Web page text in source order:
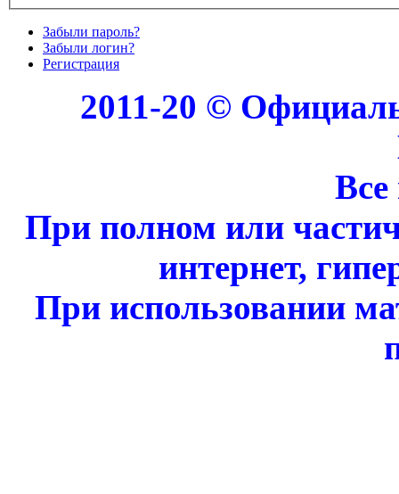
Забыли пароль?
Забыли логин?
Регистрация
2011-20 ©
При полном или
интернет,
При использовании